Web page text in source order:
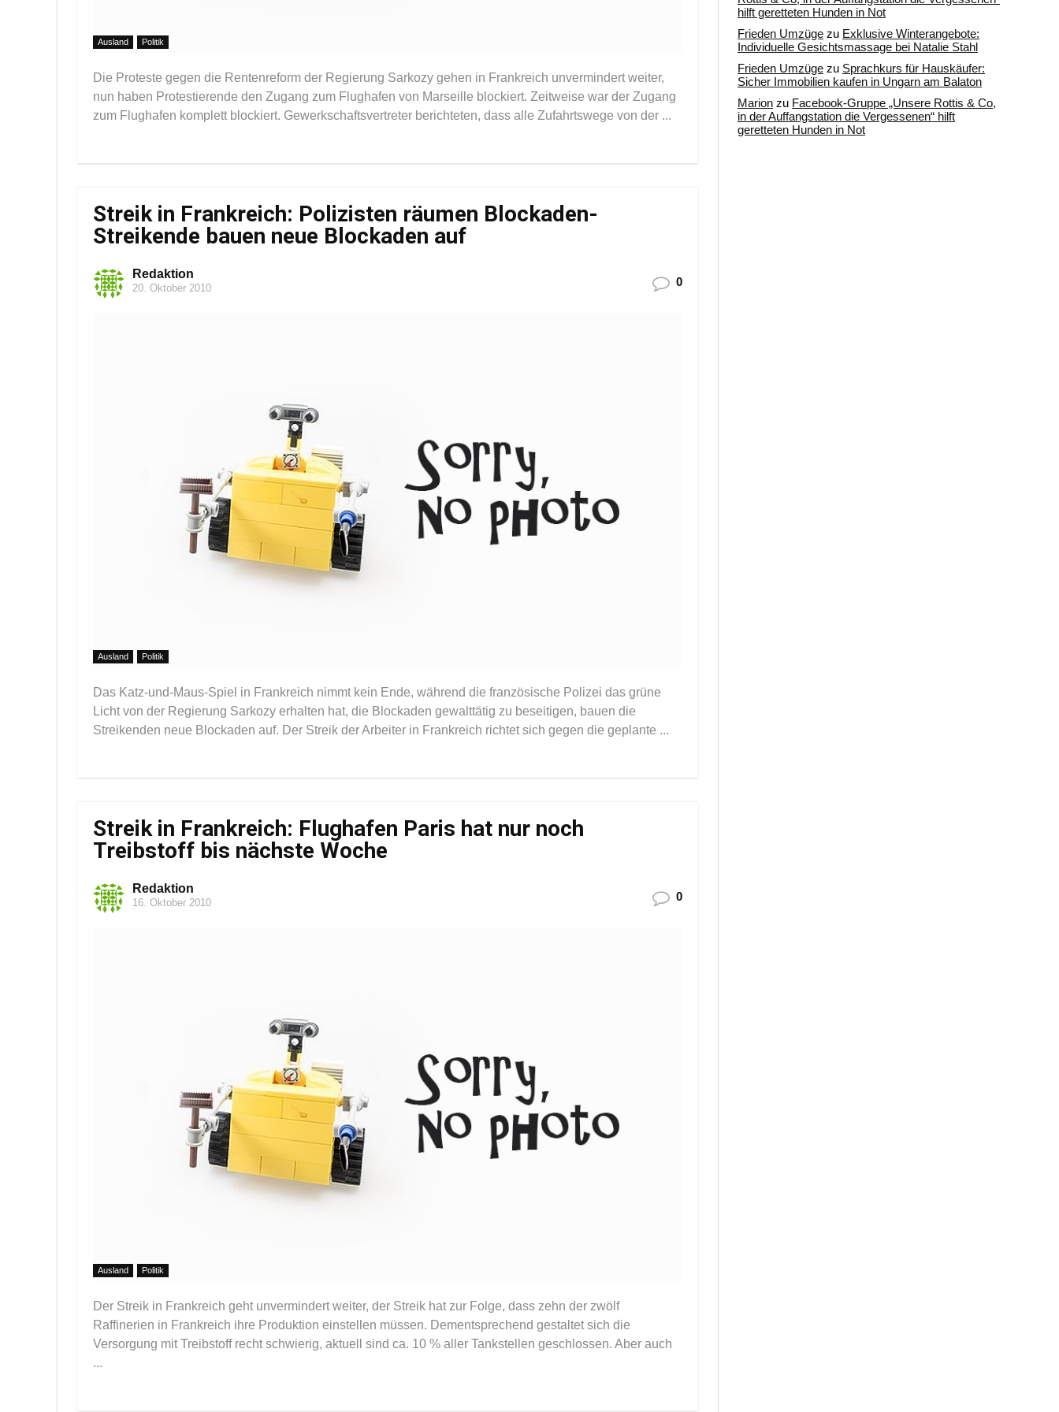
Ausland Politik
Die Proteste gegen die Rentenreform der Regierung Sarkozy gehen in Frankreich unvermindert weiter,
nun haben Protestierende den Zugang zum Flughafen von Marseille blockiert. Zeitweise war der Zugang
zum Flughafen komplett blockiert. Gewerkschaftsvertreter berichteten, dass alle Zufahrtswege von der ...
Streik in Frankreich: Polizisten räumen Blockaden-
Streikende bauen neue Blockaden auf
Redaktion
20. Oktober 2010 0
Ausland Politik
Das Katz-und-Maus-Spiel in Frankreich nimmt kein Ende, während die französische Polizei das grüne
Licht von der Regierung Sarkozy erhalten hat, die Blockaden gewalttätig zu beseitigen, bauen die
Streikenden neue Blockaden auf. Der Streik der Arbeiter in Frankreich richtet sich gegen die geplante ...
Streik in Frankreich: Flughafen Paris hat nur noch
Treibstoff bis nächste Woche
Redaktion
16. Oktober 2010 0
Ausland Politik
Der Streik in Frankreich geht unvermindert weiter, der Streik hat zur Folge, dass zehn der zwölf
Raffinerien in Frankreich ihre Produktion einstellen müssen. Dementsprechend gestaltet sich die
Versorgung mit Treibstoff recht schwierig, aktuell sind ca. 10 % aller Tankstellen geschlossen. Aber auch
...
hilft geretteten Hunden in Not
Frieden Umzüge zu Exklusive Winterangebote:
Individuelle Gesichtsmassage bei Natalie Stahl
Frieden Umzüge zu Sprachkurs für Hauskäufer:
Sicher Immobilien kaufen in Ungarn am Balaton
Marion zu Facebook-Gruppe „Unsere Rottis & Co,
in der Auffangstation die Vergessenen“ hilft
geretteten Hunden in Not